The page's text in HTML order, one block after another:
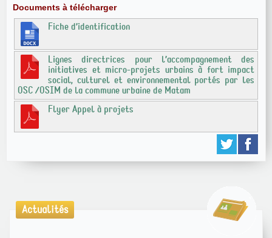
Documents à télécharger
Fiche d’identification
Lignes directrices pour l’accompagnement des
initiatives et micro-projets urbains à fort impact
social, culturel et environnemental portés par les
OSC /OSIM de la commune urbaine de Matam
Flyer Appel à projets
Actualités